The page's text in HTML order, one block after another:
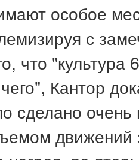
особое
с
что "культура
Кантор
сделано
движений